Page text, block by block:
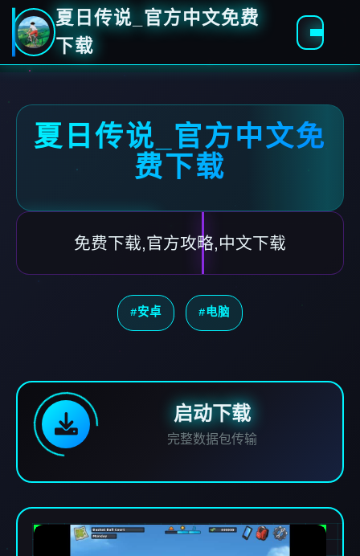
夏日传说_官方中文免费
下载
夏日传说_官方中文免
费下载
免费下载,官方攻略,中文下载
#安卓 #电脑
启动下载
完整数据包传输